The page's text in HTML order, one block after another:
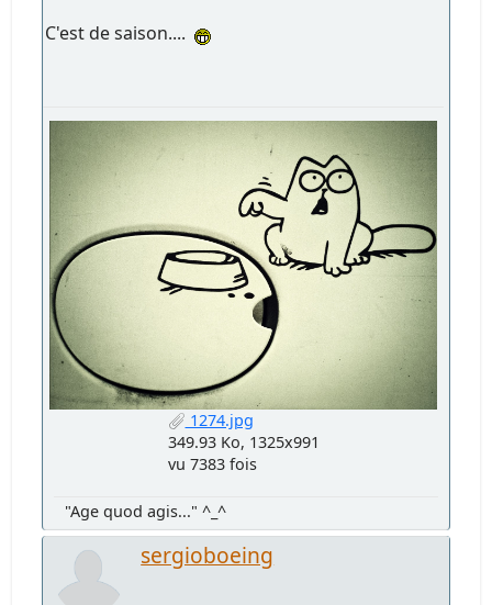
C'est de saison....
1274.jpg
349.93 Ko, 1325x991
vu 7383 fois
"Age quod agis..." ^_^
sergioboeing